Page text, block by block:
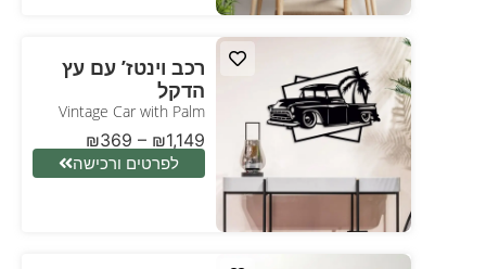
רכב וינטז’ עם עץ
הדקל
Vintage Car with Palm
₪369 – ₪1,149
לפרטים ורכישה